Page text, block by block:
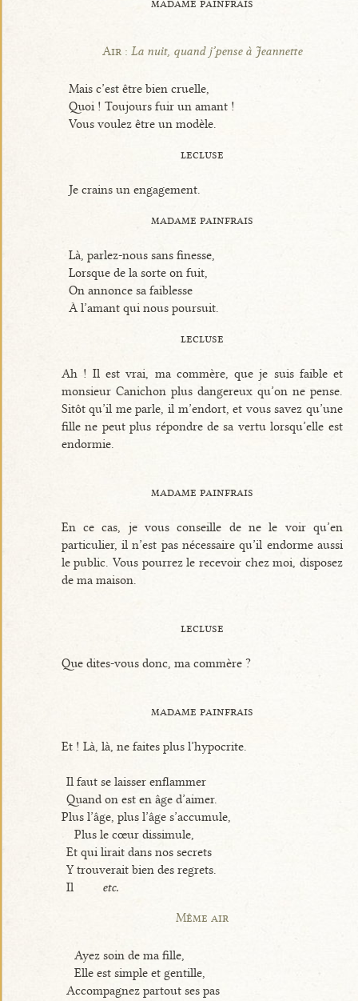
madame painfrais
Air : La nuit, quand j’pense à Jeannette
Mais c’est être bien cruelle,
Quoi ! Toujours fuir un amant !
Vous voulez être un modèle.
lecluse
Je crains un engagement.
madame painfrais
Là, parlez-nous sans finesse,
Lorsque de la sorte on fuit,
On annonce sa faiblesse
À l’amant qui nous poursuit.
lecluse
Ah ! Il est vrai, ma commère, que je suis faible et
monsieur Canichon plus dangereux qu’on ne pense.
Sitôt qu’il me parle, il m’endort, et vous savez qu’une
fille ne peut plus répondre de sa vertu lorsqu’elle est
endormie.
madame painfrais
En ce cas, je vous conseille de ne le voir qu’en
particulier, il n’est pas nécessaire qu’il endorme aussi
le public. Vous pourrez le recevoir chez moi, disposez
de ma maison.
lecluse
Que dites-vous donc, ma commère ?
madame painfrais
Et ! Là, là, ne faites plus l’hypocrite.
Il faut se laisser enflammer
Quand on est en âge d’aimer.
Plus l’âge, plus l’âge s’accumule,
Plus le cœur dissimule,
Et qui lirait dans nos secrets
Y trouverait bien des regrets.
Il
etc.
Même air
Ayez soin de ma fille,
Elle est simple et gentille,
Accompagnez partout ses pas